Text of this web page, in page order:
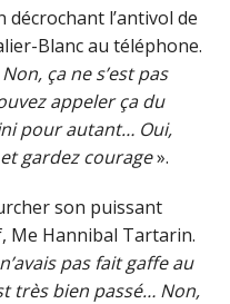
l’antivol de
Blanc au téléphone.
ça ne s’est pas
appeler ça du
pour autant… Oui,
gardez courage».
son puissant
Me Hannibal Tartarin.
pas fait gaffe au
très bien passé… Non,